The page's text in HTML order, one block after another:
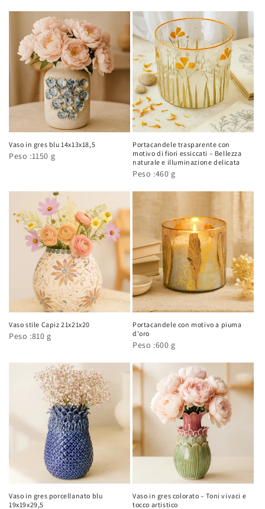
Vaso in gres blu 14x13x18,5
Peso :1150 g
Portacandele trasparente con
motivo di fiori essiccati – Bellezza
naturale e illuminazione delicata
Peso :460 g
Vaso stile Capiz 21x21x20
Peso :810 g
Portacandele con motivo a piuma
d'oro
Peso :600 g
Vaso in gres porcellanato blu
19x19x29,5
Vaso in gres colorato – Toni vivaci e
tocco artistico